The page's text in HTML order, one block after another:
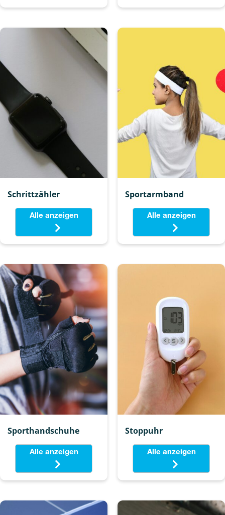
Schrittzähler
Alle anzeigen
Sportarmband
Alle anzeigen
Sporthandschuhe
Alle anzeigen
Stoppuhr
Alle anzeigen